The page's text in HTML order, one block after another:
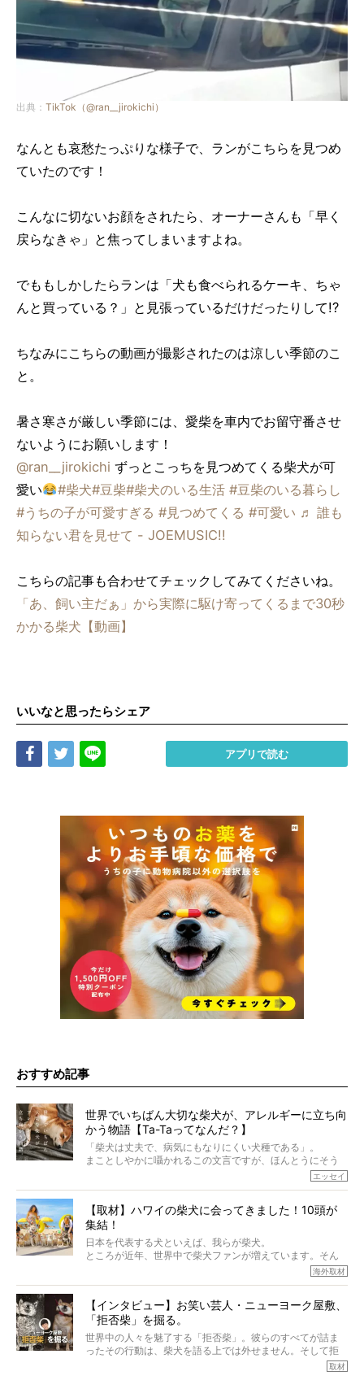
出典： TikTok（@ran__jirokichi）
なんとも哀愁たっぷりな様子で、ランがこちらを見つめ
ていたのです！
こんなに切ないお顔をされたら、オーナーさんも「早く
戻らなきゃ」と焦ってしまいますよね。
でももしかしたらランは「犬も食べられるケーキ、ちゃ
んと買っている？」と見張っているだけだったりして!?
ちなみにこちらの動画が撮影されたのは涼しい季節のこ
と。
暑さ寒さが厳しい季節には、愛柴を車内でお留守番させ
ないようにお願いします！
@ran__jirokichi ずっとこっちを見つめてくる柴犬が可
愛い
#柴犬#豆柴#柴犬のいる生活 #豆柴のいる暮らし
#うちの子が可愛すぎる #見つめてくる #可愛い ♬ 誰も
知らない君を見せて - JOEMUSIC!!
こちらの記事も合わせてチェックしてみてくださいね。
「あ、飼い主だぁ」から実際に駆け寄ってくるまで30秒
かかる柴犬【動画】
いいなと思ったらシェア
Share Tweet アプリで読む
おすすめ記事
世界でいちばん大切な柴犬が、アレルギーに立ち向
かう物語【Ta-Taってなんだ？】
「柴犬は丈夫で、病気にもなりにくい犬種である」。
まことしやかに囁かれるこの文言ですが、ほんとうにそう
でも、いざそれぞれの個体を見ていくと、丈夫で病気にも
なりにくい、とは言えないような気もするのです。
実際に「病気にならない」などということはないし、飼い
主はそのためにやるべきことがある。
今回は、柴犬に関わる方たちすべてに読んで欲しい、ある
語でした。
※文章はご本人の了承を得て編集しています
※画像はすべてイメージです
※この記事は個人の感想であり、効果・効能を示すものではありません
エッセイ
【取材】ハワイの柴犬に会ってきました！10頭が
集結！
日本を代表する犬といえば、我らが柴犬。
ところが近年、世界中で柴犬ファンが増えています。そん
な中「柴犬ライフ」が目をつけたのは、南の楽園ハワイ。
そんな噂を聞きつけ、今回はハワイの柴犬たちを取材して
きました！
海外取材
【インタビュー】お笑い芸人・ニューヨーク屋敷、
「拒否柴」を掘る。
世界中の人々を魅了する「拒否柴」。彼らのすべてが詰ま
ったその行動は、柴犬を語る上では外せません。そして拒
否柴がここまで話題になるのは、“映える”ことも理由のひと
取材